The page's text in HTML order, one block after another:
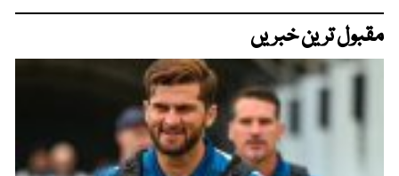
مقبول ترین خبریں